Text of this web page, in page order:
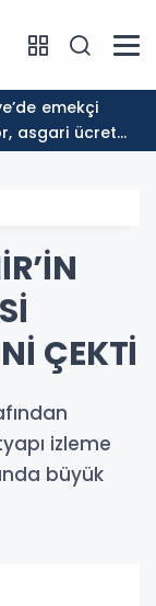
asgari ücret
ÇEKTİ
izleme
büyük